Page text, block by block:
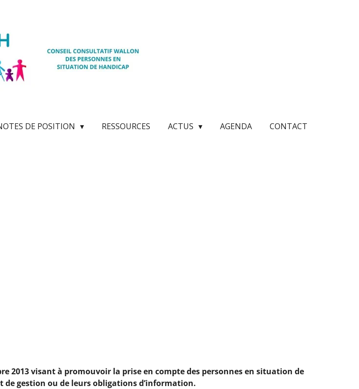
DE POSITION RESSOURCES ACTUS AGENDA CONTACT
2013 visant à promouvoir la prise en compte des personnes en situation de
de gestion ou de leurs obligations d’information.